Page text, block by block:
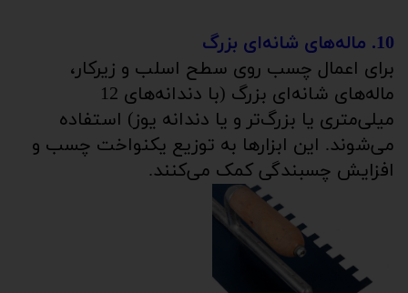
10. ماله‌های شانه‌ای بزرگ
برای اعمال چسب روی سطح اسلب و زیرکار،
ماله‌های شانه‌ای بزرگ (با دندانه‌های 12
میلی‌متری یا بزرگ‌تر و یا دندانه یوز) استفاده
می‌شوند. این ابزارها به توزیع یکنواخت چسب و
افزایش چسبندگی کمک می‌کنند.